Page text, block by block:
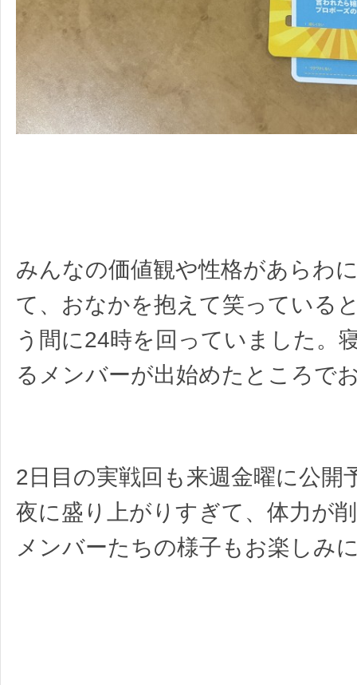
みんなの価値観や性格があらわ
て、おなかを抱えて笑っている
う間に24時を回っていました。
るメンバーが出始めたところで
2日目の実戦回も来週金曜に公開
夜に盛り上がりすぎて、体力が
メンバーたちの様子もお楽しみ